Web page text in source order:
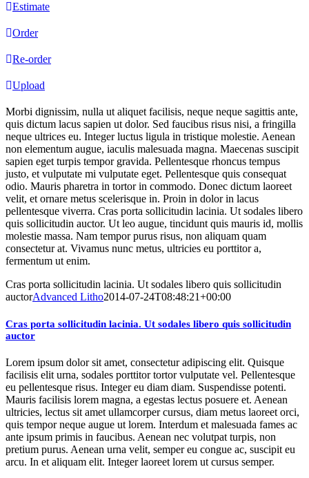
Estimate
Order
Re-order
Upload
Morbi dignissim, nulla ut aliquet facilisis, neque neque sagittis ante,
quis dictum lacus sapien ut dolor. Sed faucibus risus nisi, a fringilla
neque ultrices eu. Integer luctus ligula in tristique molestie. Aenean
non elementum augue, iaculis malesuada magna. Maecenas suscipit
sapien eget turpis tempor gravida. Pellentesque rhoncus tempus
justo, et vulputate mi vulputate eget. Pellentesque quis consequat
odio. Mauris pharetra in tortor in commodo. Donec dictum laoreet
velit, et ornare metus scelerisque in. Proin in dolor in lacus
pellentesque viverra. Cras porta sollicitudin lacinia. Ut sodales libero
quis sollicitudin auctor. Ut leo augue, tincidunt quis mauris id, mollis
molestie massa. Nam tempor purus risus, non aliquam quam
consectetur at. Vivamus nunc metus, ultricies eu porttitor a,
fermentum ut enim.
Cras porta sollicitudin lacinia. Ut sodales libero quis sollicitudin
auctorAdvanced Litho2014-07-24T08:48:21+00:00
Cras porta sollicitudin lacinia. Ut sodales libero quis sollicitudin
auctor
Lorem ipsum dolor sit amet, consectetur adipiscing elit. Quisque
facilisis elit urna, sodales porttitor tortor vulputate vel. Pellentesque
eu pellentesque risus. Integer eu diam diam. Suspendisse potenti.
Mauris facilisis lorem magna, a egestas lectus posuere et. Aenean
ultricies, lectus sit amet ullamcorper cursus, diam metus laoreet orci,
quis tempor neque augue ut lorem. Interdum et malesuada fames ac
ante ipsum primis in faucibus. Aenean nec volutpat turpis, non
pretium purus. Aenean urna velit, semper eu congue ac, suscipit eu
arcu. In et aliquam elit. Integer laoreet lorem ut cursus semper.